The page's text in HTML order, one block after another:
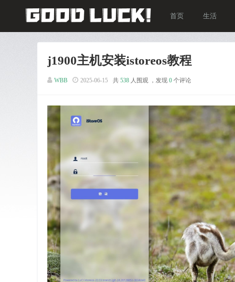
首页 生活
j1900主机安装istoreos教程
WBB 2025-06-15 共 538 人围观 ，发现 0 个评论